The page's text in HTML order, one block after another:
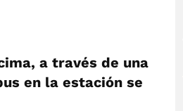
a través de una
en la estación se